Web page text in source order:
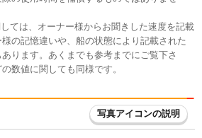
ては、オーナー様からお聞きした速度を記載
の記憶違いや、船の状態により記載された
ります。あくまでも参考までにご覧下さ
数値に関しても同様です。
写真アイコンの説明